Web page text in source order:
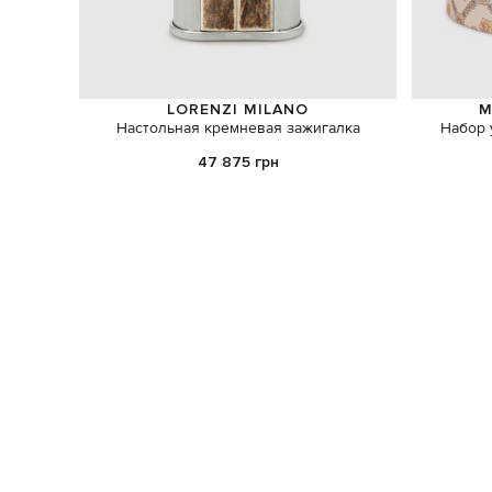
LORENZI MILANO
Настольная кремневая зажигалка
47 875 грн
Набор